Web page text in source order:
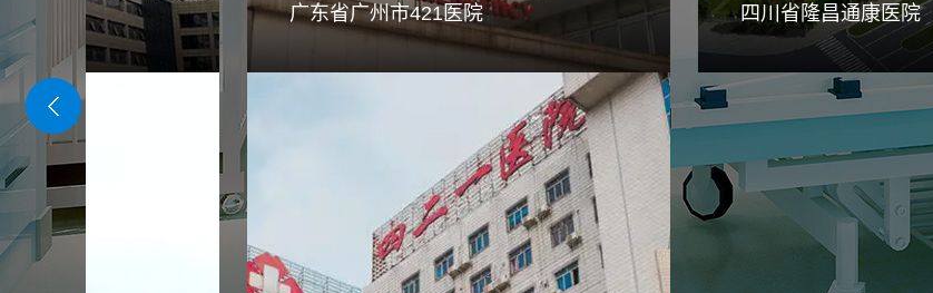
广东省广州市421医院 四川省隆昌通康医院